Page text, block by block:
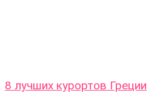
8 лучших курортов Греции